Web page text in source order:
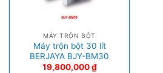
MÁY TRỘN BỘT
Máy trộn bột 30 lít
BERJAYA BJY-BM30
19,800,000₫